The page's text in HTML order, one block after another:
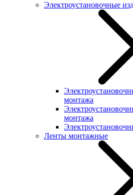
Электроустановочные
монтажа
монтажа
Ленты монтажные